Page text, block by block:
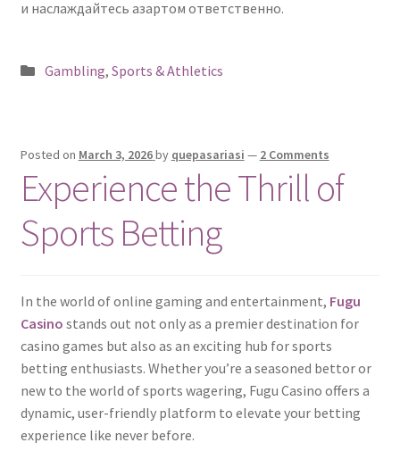
и наслаждайтесь азартом ответственно.
Posted
Gambling,Sports & Athletics
Posted on March 3, 2026by quepasariasi — 2 Comments
Experience the Thrill of
Sports Betting
In the world of online gaming and entertainment, Fugu
Сasino stands out not only as a premier destination for
casino games but also as an exciting hub for sports
betting enthusiasts. Whether you’re a seasoned bettor or
new to the world of sports wagering, Fugu Casino offers a
dynamic, user-friendly platform to elevate your betting
experience like never before.